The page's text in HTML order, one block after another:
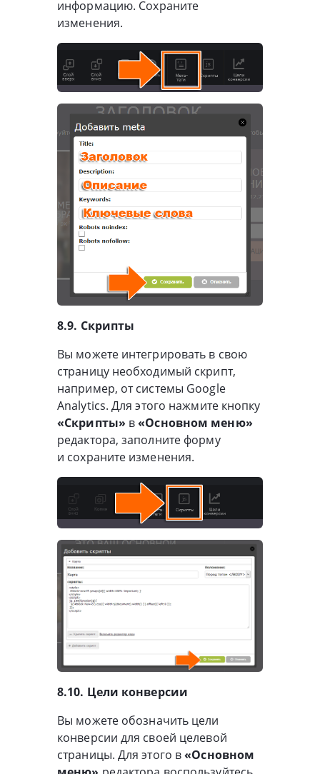
информацию. Сохраните
изменения.
8.9. Скрипты
Вы можете интегрировать в свою
страницу необходимый скрипт,
например, от системы Google
Analytics. Для этого нажмите кнопку
«Скрипты» в«Основном меню»
редактора, заполните форму
и сохраните изменения.
8.10. Цели конверсии
Вы можете обозначить цели
конверсии для своей целевой
страницы. Для этого в«Основном